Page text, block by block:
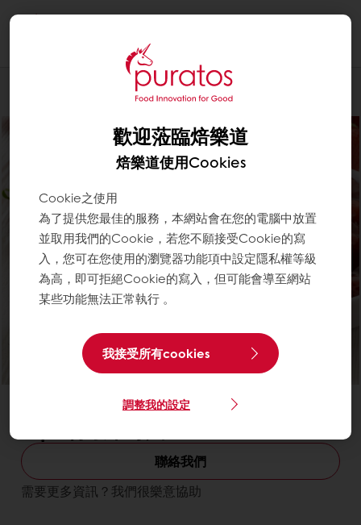
Ready-to-use solutions開封即用
聯絡我們
需要更多資訊？我們很樂意協助
歡迎蒞臨焙樂道
焙樂道使用Cookies
Cookie之使用
為了提供您最佳的服務，本網站會在您的電腦中放置
並取用我們的Cookie，若您不願接受Cookie的寫
入，您可在您使用的瀏覽器功能項中設定隱私權等級
為高，即可拒絕Cookie的寫入，但可能會導至網站
某些功能無法正常執行 。
我接受所有cookies
調整我的設定